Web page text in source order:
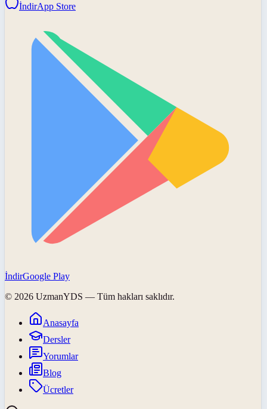
İndirApp Store
İndirGoogle Play
© 2026 UzmanYDS — Tüm hakları saklıdır.
Anasayfa
Dersler
Yorumlar
Blog
Ücretler